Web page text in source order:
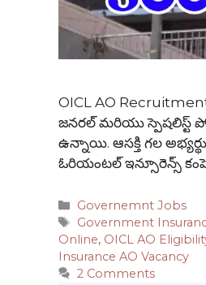
OICL AO
జనరల్ మరియు స్పెషలిస్ట్
ఉన్నాయి. ఆసక్తి గల
ఓరియంటల్ ఇన్సూరెన్స్
Categories
Governemnt Jobs
Tags
Government
Online, OICL AO
Insurance AO Vacancy
2 Comments